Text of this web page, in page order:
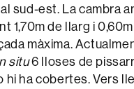
sud-est. La cambra
1,70m de llarg i 0,60m
màxima.
situ6 lloses de
hi ha cobertes. Vers